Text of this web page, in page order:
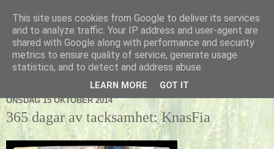
Kennel Vildnos
ONSDAG 15 OKTOBER 2014
365 dagar av tacksamhet: KnasFia
This site uses cookies from Google to deliver its services
and to analyze traffic. Your IP address and user-agent are
shared with Google along with performance and security
metrics to ensure quality of service, generate usage
statistics, and to detect and address abuse.
LEARN MORE GOT IT